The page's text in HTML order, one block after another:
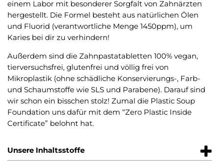
einem Labor mit besonderer Sorgfalt von Zahnärzten
hergestellt. Die Formel besteht aus natürlichen Ölen
und Fluorid (verantwortliche Menge 1450ppm), um
Karies bei dir zu verhindern!
Außerdem sind die Zahnpastatabletten 100% vegan,
tierversuchsfrei, glutenfrei und völlig frei von
Mikroplastik (ohne schädliche Konservierungs-, Farb-
und Schaumstoffe wie SLS und Parabene). Darauf sind
wir schon ein bisschen stolz! Zumal die Plastic Soup
Foundation uns dafür mit dem “Zero Plastic Inside
Certificate” belohnt hat.
Unsere Inhaltsstoffe